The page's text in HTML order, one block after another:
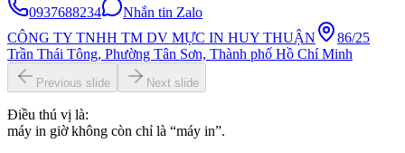
0937688234
Nhắn tin Zalo
CÔNG TY TNHH TM DV MỰC IN HUY THUẬN
86/25
Trần Thái Tông, Phường Tân Sơn, Thành phố Hồ Chí Minh
Previous slide Next slide
Điều thú vị là:
máy in giờ không còn chỉ là “máy in”.